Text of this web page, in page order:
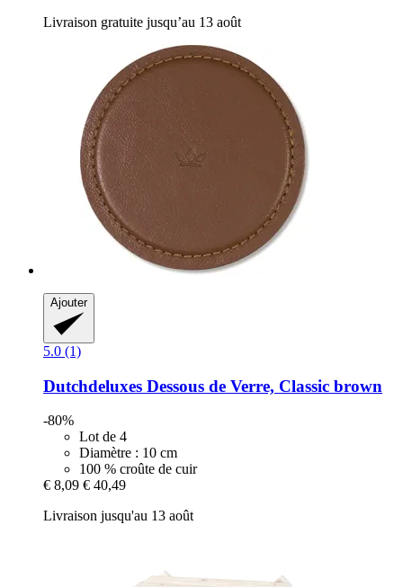
Livraison gratuite jusqu’au 13 août
Ajouter
5.0 (1)
Dutchdeluxes Dessous de Verre, Classic brown
-80%
Lot de 4
Diamètre : 10 cm
100 % croûte de cuir
€ 8,09 € 40,49
Livraison jusqu'au 13 août